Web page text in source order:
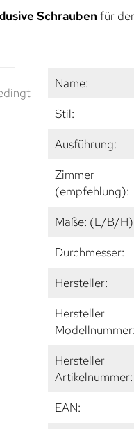
Schrauben für
Name:
Stil:
Ausführung:
Zimmer
(empfehlung):
Maße: (L/B/H)
Durchmesser:
Hersteller:
Hersteller
Modellnummer:
Hersteller
Artikelnummer:
EAN: